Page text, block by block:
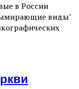
в России
виды"